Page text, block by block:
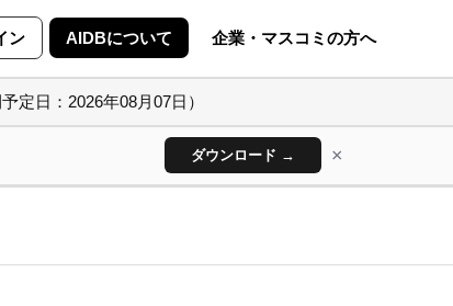
ン AIDBについて 企業・マスコミの方へ
予定日：2026年08月07日）
ダウンロード → ×